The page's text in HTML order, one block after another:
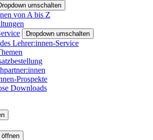
umschalten
von A bis Z
Dropdown umschalten
Lehrer:innen-Service
Prospekte
Downloads
öffnen